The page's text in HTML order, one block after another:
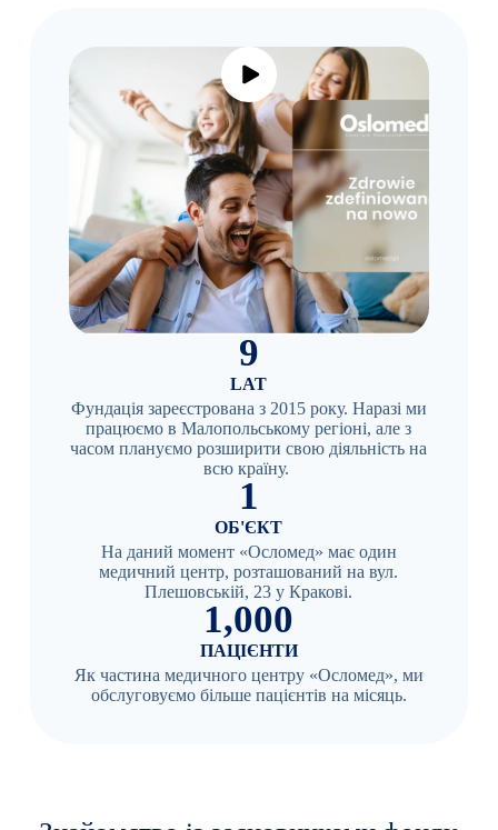
9
LAT
Фундація зареєстрована з 2015 року. Наразі ми
працюємо в Малопольському регіоні, але з
часом плануємо розширити свою діяльність на
всю країну.
1
ОБ'ЄКТ
На даний момент «Осломед» має один
медичний центр, розташований на вул.
Плешовській, 23 у Кракові.
1,000
ПАЦІЄНТИ
Як частина медичного центру «Осломед», ми
обслуговуємо більше пацієнтів на місяць.